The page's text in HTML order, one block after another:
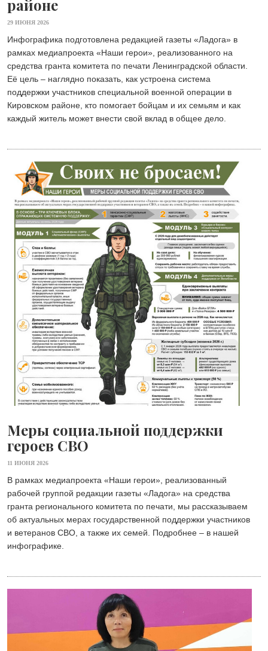
районе
29 ИЮНЯ 2026
Инфографика подготовлена редакцией газеты «Ладога» в
рамках медиапроекта «Наши герои», реализованного на
средства гранта комитета по печати Ленинградской области.
Её цель – наглядно показать, как устроена система
поддержки участников специальной военной операции в
Кировском районе, кто помогает бойцам и их семьям и как
каждый житель может внести свой вклад в общее дело.
Меры социальной поддержки
героев СВО
11 ИЮНЯ 2026
В рамках медиапроекта «Наши герои», реализованный
рабочей группой редакции газеты «Ладога» на средства
гранта регионального комитета по печати, мы рассказываем
об актуальных мерах государственной поддержки участников
и ветеранов СВО, а также их семей. Подробнее – в нашей
инфографике.